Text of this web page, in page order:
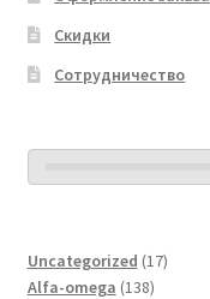
Скидки
Сотрудничество
Uncategorized 1717
Alfa-omega 138138